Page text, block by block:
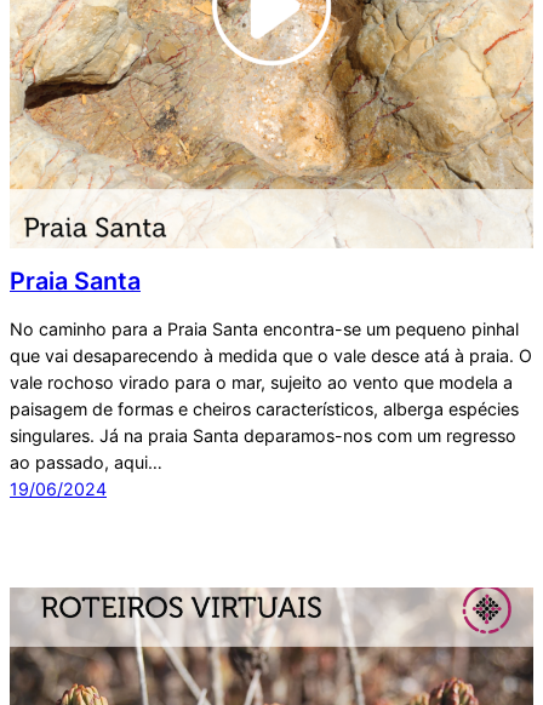
Praia Santa
No caminho para a Praia Santa encontra-se um pequeno pinhal
que vai desaparecendo à medida que o vale desce atá à praia. O
vale rochoso virado para o mar, sujeito ao vento que modela a
paisagem de formas e cheiros característicos, alberga espécies
singulares. Já na praia Santa deparamos-nos com um regresso
ao passado, aqui…
19/06/2024